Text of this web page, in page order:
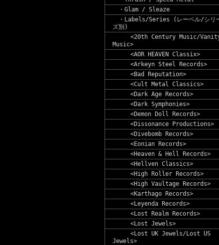
・Glam / Sleaze
・Labels/Series (レーベル/シリ
ズ別)
<20th Century Music/
Music>
<AOR HEAVEN Classix>
<Arkeyn Steel Records>
<Bad Reputation>
<Cult Metal Classics>
<Dark Age Records>
<Dark Symphonies>
<Demon Doll Records>
<Dissonance Productions>
<Divebomb Records>
<Eonian Records>
<Heaven & Hell Records>
<Hellven Classics>
<High Roller Records>
<High Vaultage Records>
<Karthago Records>
<Leyenda Records>
<Lost Realm Records>
<Lost Jewels>
<Lost UK Jewels/Lost US
Jewels>